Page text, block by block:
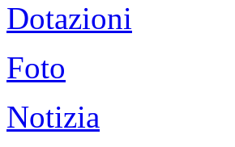
Dotazioni
Foto
Notizia